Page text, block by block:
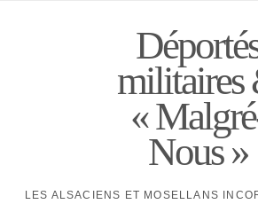
militaires
«
Nous »
LES ALSACIENS ET MOSELLANS